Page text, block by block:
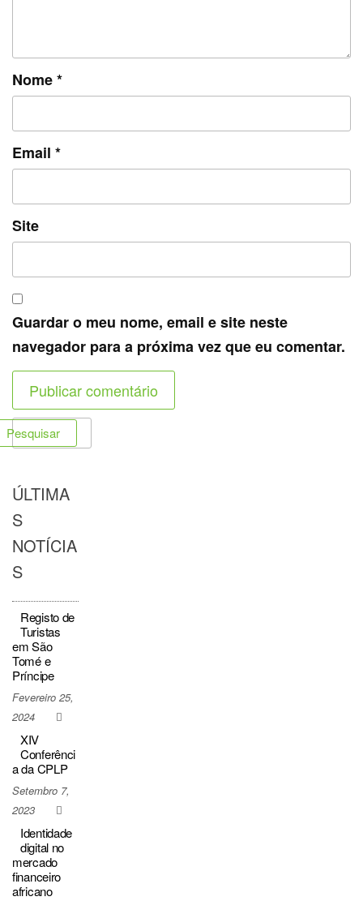
Nome*
Email *
Site
Guardar o meu nome, email e site neste
navegador para a próxima vez que eu comentar.
ÚLTIMA
S
NOTÍCIA
S
Registo de
Turistas
em São
Tomé e
Príncipe
Fevereiro 25,
2024
XIV
Conferênci
a da CPLP
Setembro 7,
2023
Identidade
digital no
mercado
financeiro
africano